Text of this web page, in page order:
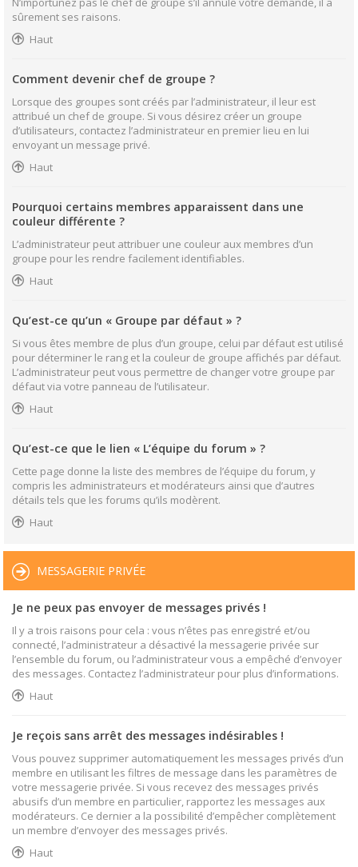
sûrement ses raisons.
Haut
Comment devenir chef de groupe ?
Lorsque des groupes sont créés par l’administrateur, il leur est
attribué un chef de groupe. Si vous désirez créer un groupe
d’utilisateurs, contactez l’administrateur en premier lieu en lui
envoyant un message privé.
Haut
Pourquoi certains membres apparaissent dans une
couleur différente ?
L’administrateur peut attribuer une couleur aux membres d’un
groupe pour les rendre facilement identifiables.
Haut
Qu’est-ce qu’un « Groupe par défaut » ?
Si vous êtes membre de plus d’un groupe, celui par défaut est utilisé
pour déterminer le rang et la couleur de groupe affichés par défaut.
L’administrateur peut vous permettre de changer votre groupe par
défaut via votre panneau de l’utilisateur.
Haut
Qu’est-ce que le lien « L’équipe du forum » ?
Cette page donne la liste des membres de l’équipe du forum, y
compris les administrateurs et modérateurs ainsi que d’autres
détails tels que les forums qu’ils modèrent.
Haut
MESSAGERIE PRIVÉE
Je ne peux pas envoyer de messages privés !
Il y a trois raisons pour cela : vous n’êtes pas enregistré et/ou
connecté, l’administrateur a désactivé la messagerie privée sur
l’ensemble du forum, ou l’administrateur vous a empêché d’envoyer
des messages. Contactez l’administrateur pour plus d’informations.
Haut
Je reçois sans arrêt des messages indésirables !
Vous pouvez supprimer automatiquement les messages privés d’un
membre en utilisant les filtres de message dans les paramètres de
votre messagerie privée. Si vous recevez des messages privés
abusifs d’un membre en particulier, rapportez les messages aux
modérateurs. Ce dernier a la possibilité d’empêcher complètement
un membre d’envoyer des messages privés.
Haut